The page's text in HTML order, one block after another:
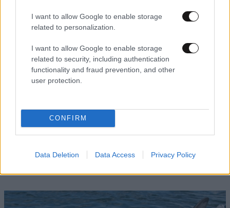
I want to allow Google to enable storage
related to personalization.
I want to allow Google to enable storage
related to security, including authentication
functionality and fraud prevention, and other
user protection.
CONFIRM
Data Deletion Data Access Privacy Policy
ΕΛΛΑΔΑ06·08·2026 00:09
Σαν σήμερα 6 Αυγούστου: Πεθαίνει η Ρίτα
Σακελλαρίου, η λαϊκή ντίβα που έκανε τη ζωή